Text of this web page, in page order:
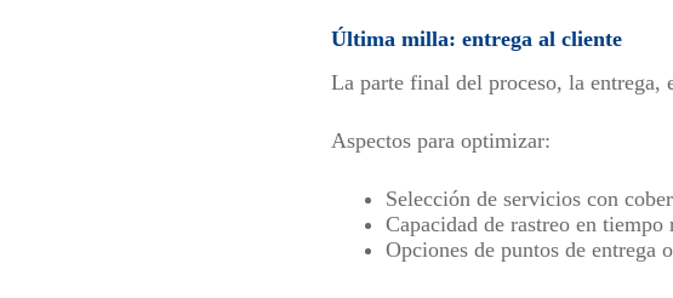
Última milla: entrega al cliente
La parte final del proceso, la entrega,
Aspectos para optimizar:
Selección de servicios con
Capacidad de rastreo en tiempo
Opciones de puntos de entrega